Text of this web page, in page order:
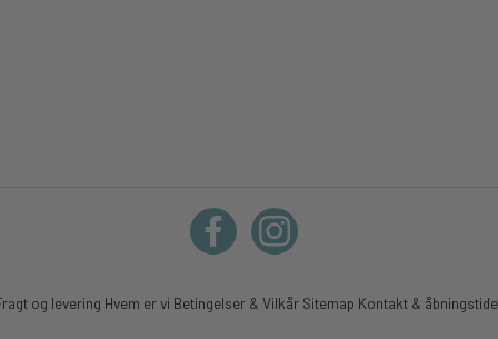
og levering Hvem er vi Betingelser & Vilkår Sitemap Kontakt &